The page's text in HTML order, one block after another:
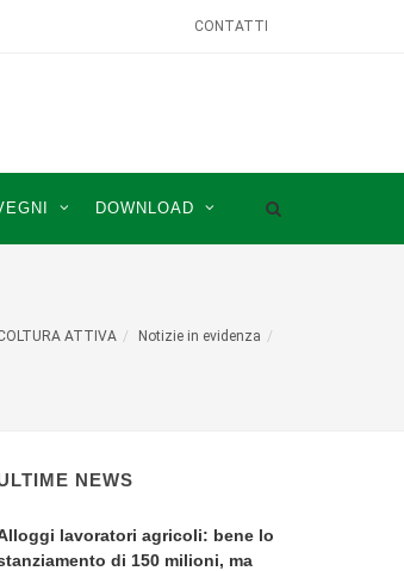
CONTATTI
DOWNLOAD
ATTIVA Notizie in evidenza
NEWS
lavoratori agricoli: bene lo
di 150 milioni, ma